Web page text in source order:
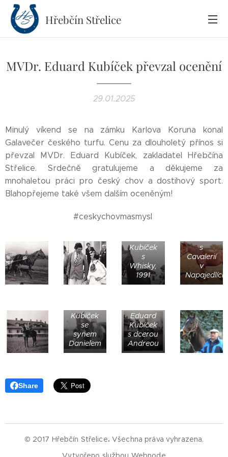
Hřebčín Střelice
MVDr. Eduard Kubíček převzal ocenění
29.01.2025
Minulý víkend se na zámku Karlova Koruna konal
Galavečer českého turfu. Cenu za dlouholetý přínos si
převzal MVDr. Eduard Kubíček, zakladatel Hřebčína
Střelice. Srdečně gratulujeme a děkujeme za
mnohaletou práci pro český chov a dostihový sport.
Blahopřejeme také všem dalším oceněným!
#ceskychovmasmysl
Kubíček
s
Whisky,
1991
s
Cavalerií
v
Napajedlích
Kubíček
se
synem
Danielem
Eduard
Kubíček
s dcerou
Andreou
Share
© 2017 Hřebčín Střelice.Všechna práva vyhrazena.